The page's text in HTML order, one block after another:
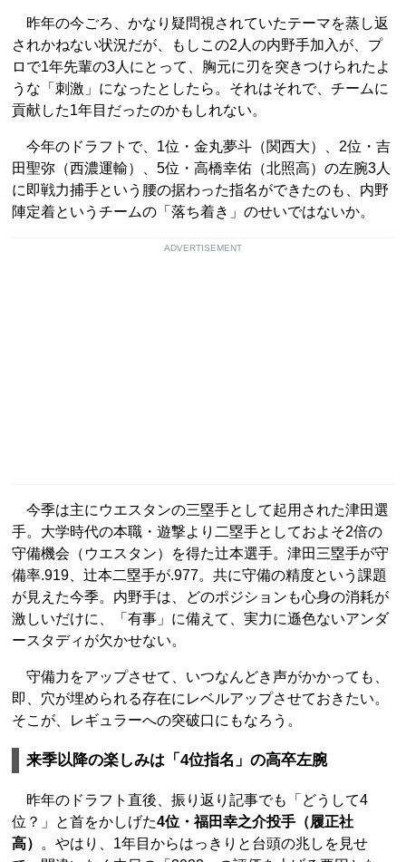
昨年の今ごろ、かなり疑問視されていたテーマを蒸し返
されかねない状況だが、もしこの2人の内野手加入が、プ
ロで1年先輩の3人にとって、胸元に刃を突きつけられたよ
うな「刺激」になったとしたら。それはそれで、チームに
貢献した1年目だったのかもしれない。
今年のドラフトで、1位・金丸夢斗（関西大）、2位・吉
田聖弥（西濃運輸）、5位・高橋幸佑（北照高）の左腕3人
に即戦力捕手という腰の据わった指名ができたのも、内野
陣定着というチームの「落ち着き」のせいではないか。
ADVERTISEMENT
今季は主にウエスタンの三塁手として起用された津田選
手。大学時代の本職・遊撃より二塁手としておよそ2倍の
守備機会（ウエスタン）を得た辻本選手。津田三塁手が守
備率.919、辻本二塁手が.977。共に守備の精度という課題
が見えた今季。内野手は、どのポジションも心身の消耗が
激しいだけに、「有事」に備えて、実力に遜色ないアンダ
ースタディが欠かせない。
守備力をアップさせて、いつなんどき声がかかっても、
即、穴が埋められる存在にレベルアップさせておきたい。
そこが、レギュラーへの突破口にもなろう。
来季以降の楽しみは「4位指名」の高卒左腕
昨年のドラフト直後、振り返り記事でも「どうして4
位？」と首をかしげた4位・福田幸之介投手（履正社
高）
。やはり、1年目からはっきりと台頭の兆しを見せ